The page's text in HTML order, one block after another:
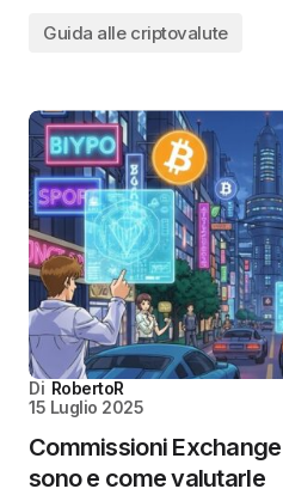
Guida alle criptovalute
Di RobertoR
15 Luglio 2025
Commissioni
sono e come valutarle